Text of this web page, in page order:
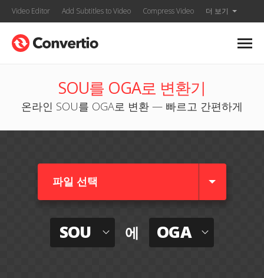
Video Editor Add Subtitles to Video Compress Video 더 보기
SOU를 OGA로 변환기
온라인 SOU를 OGA로 변환 — 빠르고 간편하게
파일 선택
SOU 에 OGA